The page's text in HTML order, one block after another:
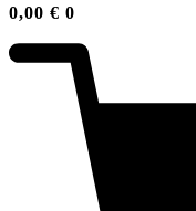
0,00 € 0